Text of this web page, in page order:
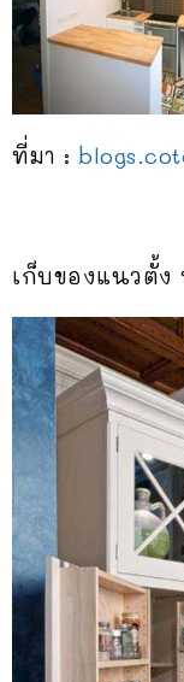
ที่มา :
เก็บของแนวตั้